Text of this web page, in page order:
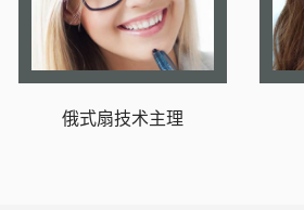
俄式扇技术主理